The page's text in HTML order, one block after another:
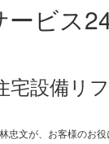
宅設備リ
忠文が、お客様のお